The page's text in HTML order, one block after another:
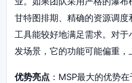
甘特图排期、精确的资源调度
工具能较好地满足需求。对
发场景，它的功能可能偏重，
优势亮点 ：MSP最大的优势